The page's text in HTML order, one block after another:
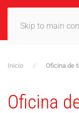
Skip to main
Inicio Oficina de
Oficina